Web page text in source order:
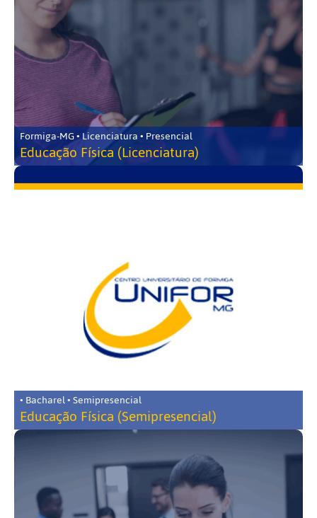
Formiga-MG • Licenciatura • Presencial
Educação Física (Licenciatura)
• Bacharel • Semipresencial
Educação Física (Semipresencial)